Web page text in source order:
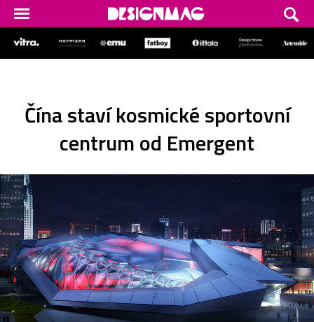
Čína staví kosmické sportovní
centrum od Emergent